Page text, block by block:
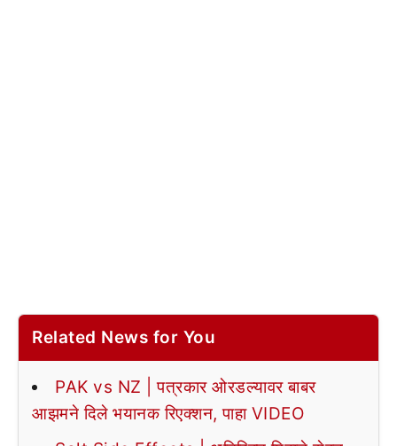
Related News for You
PAK vs NZ | पत्रकार ओरडल्यावर बाबर
आझमने दिले भयानक रिएक्शन, पाहा VIDEO